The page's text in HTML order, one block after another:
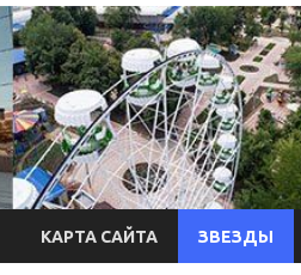
КАРТА САЙТА ЗВЕЗДЫ